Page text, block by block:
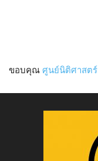
ขอบคุณ ศูนย์นิติศาสตร์